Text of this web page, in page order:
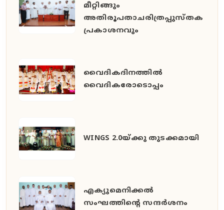
മീറ്റിങ്ങും
അതിരൂപതാചരിത്രപ്പുസ്തക
പ്രകാശനവും
വൈദികദിനത്തിൽ
വൈദികരോടൊപ്പം
WINGS 2.0യ്ക്കു തുടക്കമായി
എക്യുമെനിക്കൽ
സംഘത്തിന്റെ സന്ദർശനം